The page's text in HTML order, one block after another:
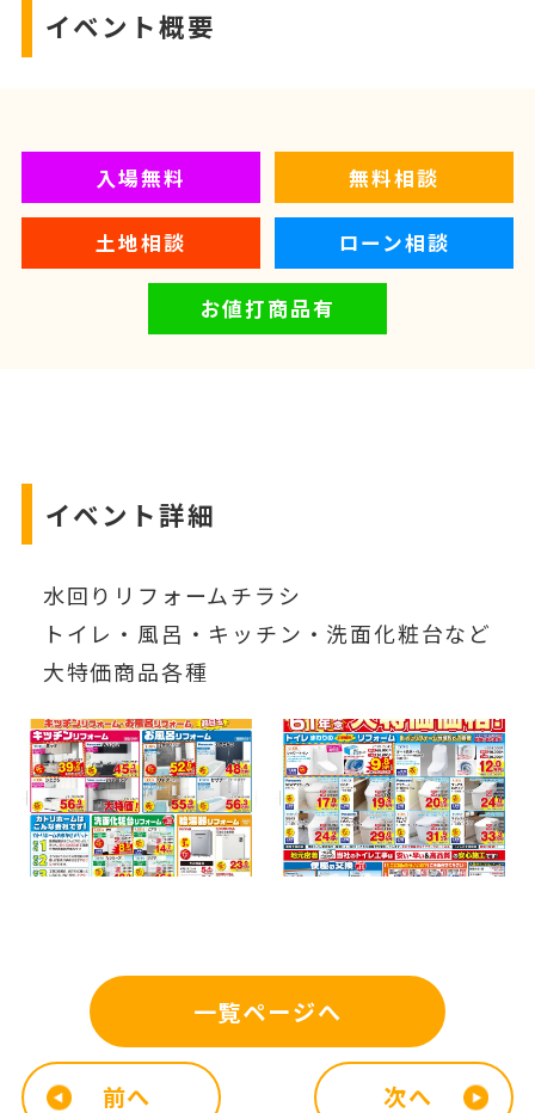
イベント概要
入場無料 無料相談
土地相談 ローン相談
お値打商品有
イベント詳細
水回りリフォームチラシ
トイレ・風呂・キッチン・洗面化粧台など
大特価商品各種
前へ
一覧ページへ
次へ